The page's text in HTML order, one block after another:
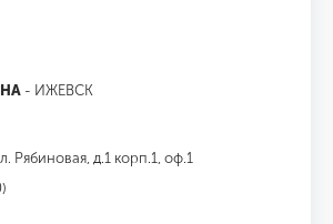
- ИЖЕВСК
Рябиновая, д.1 корп.1, оф.1